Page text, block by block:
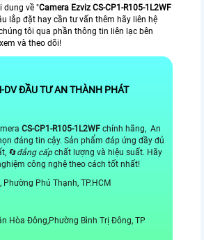
dung về "Camera Ezviz CS-CP1-R105-1L2WF
lắp đặt hay cần tư vấn thêm hãy liên hệ
tôi qua phần thông tin liên lạc bên
và theo dõi!
DV ĐẦU TƯ AN THÀNH PHÁT
CS-CP1-R105-1L2WF chính hãng, An
đáng tin cậy. Sản phẩm đáp ứng đầy đủ
🔄đẳng cấp chất lượng và hiệu suất. Hãy
công nghệ theo cách tốt nhất!
Phường Phú Thạnh, TP.HCM
Hòa Đông,Phường Bình Trị Đông, TP